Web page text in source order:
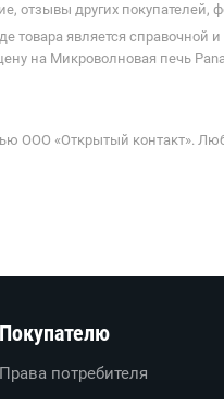
отзывы других покупателей,
товара является
на Микроволновая печь
ООО «Открытый контакт».
Покупателю
Права потребителя
ответы